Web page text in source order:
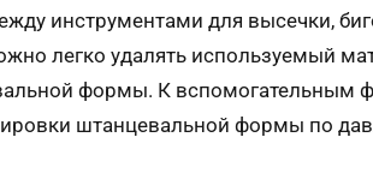
инструментами для высечки,
легко удалять используемый
формы. К вспомогательным
штанцевальной формы по